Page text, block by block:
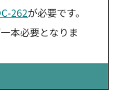
262が必要です。
本必要となりま